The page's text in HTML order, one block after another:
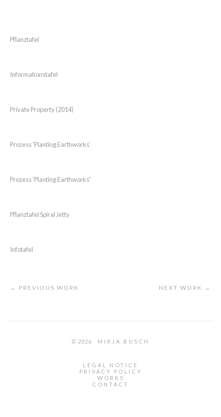
Pflanztafel
Informationstafel
Private Property (2014)
Prozess 'Planting Earthworks'
Prozess 'Planting Earthworks'
Pflanztafel Spiral Jetty
Infotafel
NEXT WORK →
← PREVIOUS WORK
© 2026 MIRJA BUSCH
LEGAL NOTICE
PRIVACY POLICY
WORKS
CONTACT